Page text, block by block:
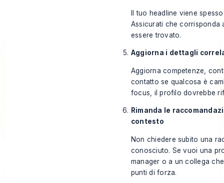
Il tuo headline viene
Assicurati che corrisponda
essere trovato.
Aggiorna i dettagli
Aggiorna competenze,
contatto se qualcosa è
focus, il profilo dovrebbe
Rimanda le
contesto
Non chiedere subito una
conosciuto. Se vuoi una
manager o a un collega
punti di forza.